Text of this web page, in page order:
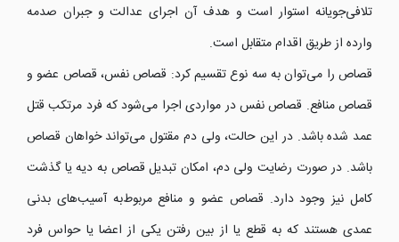
تلافی‌جویانه استوار است و هدف آن اجرای عدالت و جبران صدمه
وارده از طریق اقدام متقابل است.
قصاص را می‌توان به سه نوع تقسیم کرد: قصاص نفس، قصاص عضو و
قصاص منافع. قصاص نفس در مواردی اجرا می‌شود که فرد مرتکب قتل
عمد شده باشد. در این حالت، ولی دم مقتول می‌تواند خواهان قصاص
باشد. در صورت رضایت ولی دم، امکان تبدیل قصاص به دیه یا گذشت
کامل نیز وجود دارد. قصاص عضو و منافع مربوط‌به آسیب‌های بدنی
عمدی هستند که به قطع یا از بین رفتن یکی از اعضا یا حواس فرد